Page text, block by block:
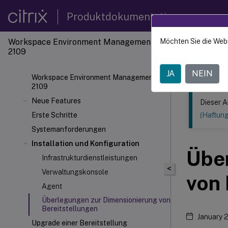
Produktdokumentation
Workspace Environment Management
2109
Workspace Environment Management
2109
Neue Features
Erste Schritte
Systemanforderungen
Installation und Konfiguration
Infrastrukturdienstleistungen
Verwaltungskonsole
Agent
Überlegungen zur Dimensionierung von
Bereitstellungen
Upgrade einer Bereitstellung
Dieser Inhalt
<
Dieser
von
January
Möchten Sie die
JA NEIN